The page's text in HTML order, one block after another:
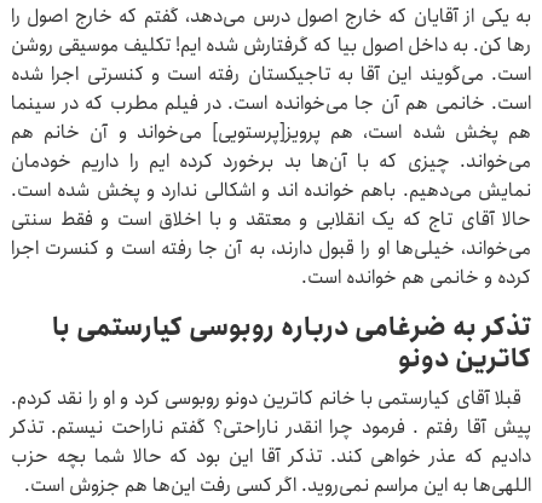
به یکی از آقایان که خارج اصول درس می‌دهد، گفتم که خارج اصول را
رها کن. به داخل اصول بیا که گرفتارش شده ایم! تکلیف موسیقی روشن
است. می‌گویند این آقا به تاجیکستان رفته است و کنسرتی اجرا شده
است. خانمی هم آن جا می‌خوانده است. در فیلم مطرب که در سینما
هم پخش شده است، هم پرویز[پرستویی] می‌خواند و آن خانم هم
می‌خواند. چیزی که با آن‌ها بد برخورد کرده ایم را داریم خودمان
نمایش می‌دهیم. باهم خوانده اند و اشکالی ندارد و پخش شده است.
حالا آقای تاج که یک انقلابی و معتقد و با اخلاق است و فقط سنتی
می‌خواند، خیلی‌ها او را قبول دارند، به آن جا رفته است و کنسرت اجرا
کرده و خانمی هم خوانده است.
تذکر به ضرغامی درباره روبوسی کیارستمی با
کاترین دونو
قبلا آقای کیارستمی با خانم کاترین دونو روبوسی کرد و او را نقد کردم.
پیش آقا رفتم . فرمود چرا انقدر ناراحتی؟ گفتم ناراحت نیستم. تذکر
دادیم که عذر خواهی کند. تذکر آقا این بود که حالا شما بچه حزب
اللهی‌ها به این مراسم نمی‌روید. اگر کسی رفت این‌ها هم جزوش است.